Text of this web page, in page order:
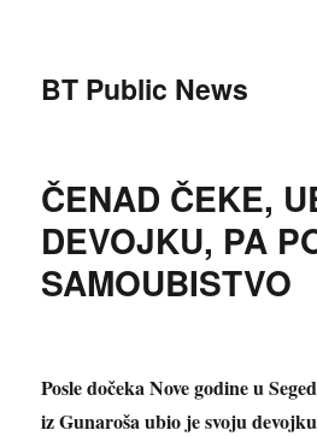
BT Public News
ČENAD ČEKE,
DEVOJKU, PA
SAMOUBISTVO
Posle dočeka Nove godine u
iz Gunaroša ubio je svoju